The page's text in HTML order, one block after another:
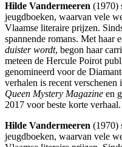
Hilde Vandermeeren (1970)
jeugdboeken, waarvan vele
Vlaamse literaire prijzen.
spannende romans. Met haar
duister wordt, begon haar
meteen de Hercule Poirot
genomineerd voor de
verhalen is recent
Queen Mystery Magazine en
2017 voor beste korte verhaal.
Hilde Vandermeeren (1970)
jeugdboeken, waarvan vele